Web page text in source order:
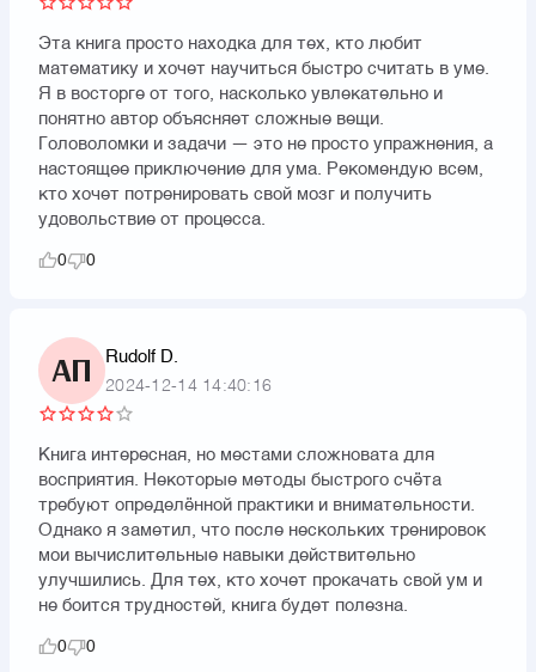
Эта книга просто находка для тех, кто любит
математику и хочет научиться быстро считать в уме.
Я в восторге от того, насколько увлекательно и
понятно автор объясняет сложные вещи.
Головоломки и задачи — это не просто упражнения, а
настоящее приключение для ума. Рекомендую всем,
кто хочет потренировать свой мозг и получить
удовольствие от процесса.
0 0
АП Rudolf D.
2024-12-14 14:40:16
Книга интересная, но местами сложновата для
восприятия. Некоторые методы быстрого счёта
требуют определённой практики и внимательности.
Однако я заметил, что после нескольких тренировок
мои вычислительные навыки действительно
улучшились. Для тех, кто хочет прокачать свой ум и
не боится трудностей, книга будет полезна.
0 0